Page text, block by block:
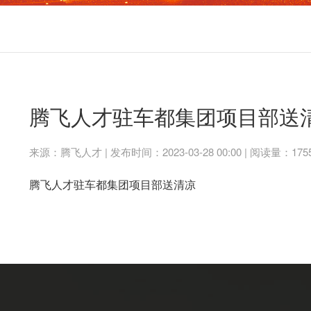
腾飞人才驻车都集团项目部送
来源：腾飞人才 | 发布时间：2023-03-28 00:00 | 阅读量：
腾飞人才驻车都集团项目部送清凉